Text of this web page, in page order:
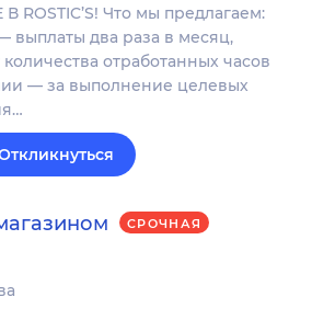
Что мы предлагаем:
выплаты два раза в месяц,
отработанных часов
— за выполнение целевых
СРОЧНАЯ